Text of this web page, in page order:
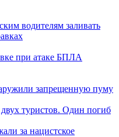
водителям заливать
при атаке БПЛА
запрещенную пуму
туристов. Один погиб
за нацистское